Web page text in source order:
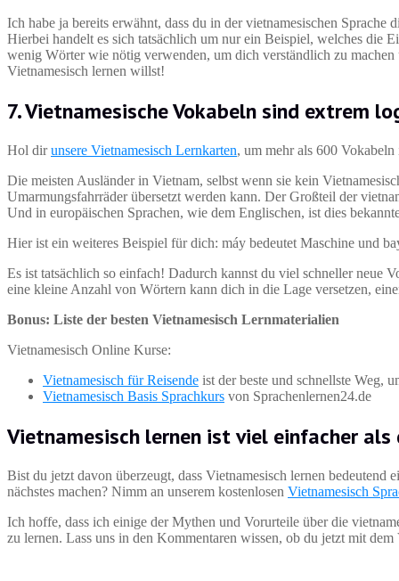
Ich habe ja bereits erwähnt, dass du in der vietnamesischen
Hierbei handelt es sich tatsächlich um nur ein Beispiel, welches die
wenig Wörter wie nötig verwenden, um dich verständlich zu
Vietnamesisch lernen willst!
7. Vietnamesische Vokabeln sind extrem
Hol dirunsere Vietnamesisch Lernkarten, um mehr als 600
Die meisten Ausländer in Vietnam, selbst wenn sie kein
Umarmungsfahrräder übersetzt werden kann. Der Großteil der
Und in europäischen Sprachen, wie dem Englischen, ist dies
Hier ist ein weiteres Beispiel für dich: máy bedeutet Maschine und
Es ist tatsächlich so einfach! Dadurch kannst du viel schneller neue
eine kleine Anzahl von Wörtern kann dich in die Lage versetzen,
Bonus: Liste der besten Vietnamesisch Lernmaterialien
Vietnamesisch Online Kurse:
Vietnamesisch für Reisende ist der beste und schnellste Weg,
Vietnamesisch Basis Sprachkurs von Sprachenlernen24.de
Vietnamesisch lernen ist viel einfacher als
Bist du jetzt davon überzeugt, dass Vietnamesisch lernen
nächstes machen? Nimm an unserem kostenlosen Vietnamesisch
Ich hoffe, dass ich einige der Mythen und Vorurteile über die
zu lernen. Lass uns in den Kommentaren wissen, ob du jetzt mit